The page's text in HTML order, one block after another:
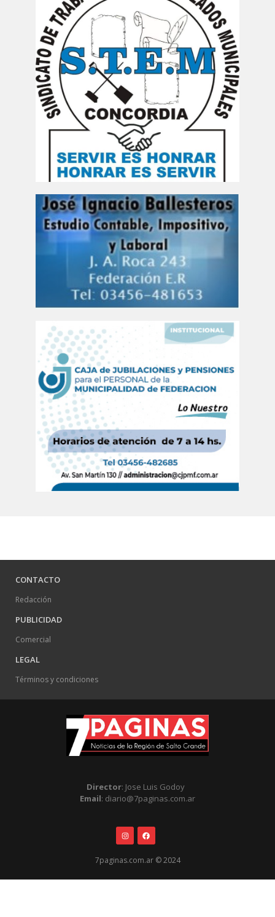
CONTACTO
Redacción
PUBLICIDAD
Comercial
LEGAL
Términos y condiciones
Director: Jose Luis Godoy
Email: diario@7paginas.com.ar
7paginas.com.ar © 2024